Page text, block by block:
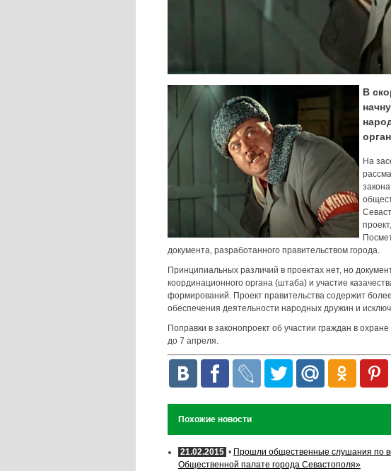
В
На
документа, разработанного правительством города.
Принципиальных различий в проектах нет, но
координационного органа (штаба) и участие
формирований. Проект правительства содержит
обеспечения деятельности народных дружин и
Поправки в законопроект об участии граждан в
до 7 апреля.
Похожие новости
21.02.2015 • Прошли общественные слушания по
Общественной палате города Севастополя»